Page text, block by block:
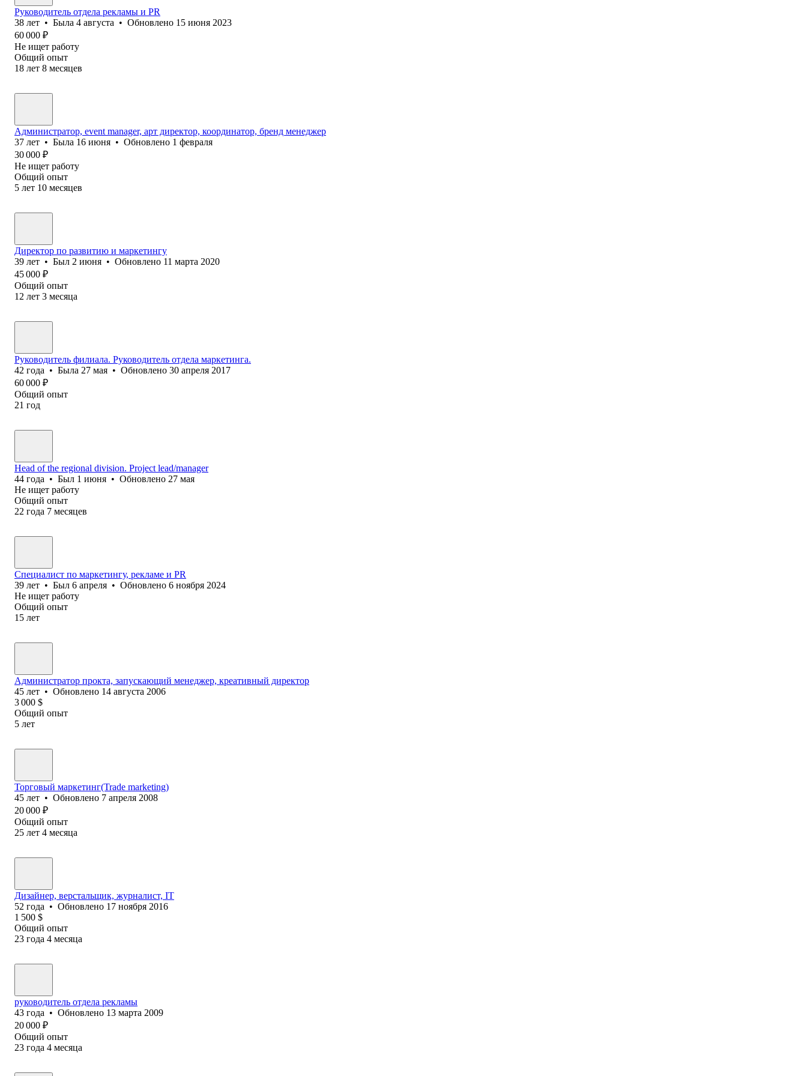
Руководитель отдела рекламы и PR
38 лет • Была 4 августа • Обновлено 15 июня 2023
60 000 ₽
Не ищет работу
Общий опыт
18 лет 8 месяцев
Администратор, event manager, арт директор, координатор, бренд менеджер
37 лет • Была 16 июня • Обновлено 1 февраля
30 000 ₽
Не ищет работу
Общий опыт
5 лет 10 месяцев
Директор по развитию и маркетингу
39 лет • Был 2 июня • Обновлено 11 марта 2020
45 000 ₽
Общий опыт
12 лет 3 месяца
Руководитель филиала. Руководитель отдела маркетинга.
42 года • Была 27 мая • Обновлено 30 апреля 2017
60 000 ₽
Общий опыт
21 год
Head of the regional division. Project lead/manager
44 года • Был 1 июня • Обновлено 27 мая
Не ищет работу
Общий опыт
22 года 7 месяцев
Специалист по маркетингу, рекламе и PR
39 лет • Был 6 апреля • Обновлено 6 ноября 2024
Не ищет работу
Общий опыт
15 лет
Администратор прокта, запускающий менеджер, креативный директор
45 лет • Обновлено 14 августа 2006
3 000 $
Общий опыт
5 лет
Торговый маркетинг(Trade marketing)
45 лет • Обновлено 7 апреля 2008
20 000 ₽
Общий опыт
25 лет 4 месяца
Дизайнер, верстальщик, журналист, IT
52 года • Обновлено 17 ноября 2016
1 500 $
Общий опыт
23 года 4 месяца
руководитель отдела рекламы
43 года • Обновлено 13 марта 2009
20 000 ₽
Общий опыт
23 года 4 месяца